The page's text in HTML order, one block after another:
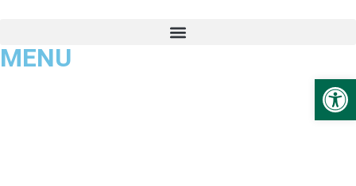
MENU